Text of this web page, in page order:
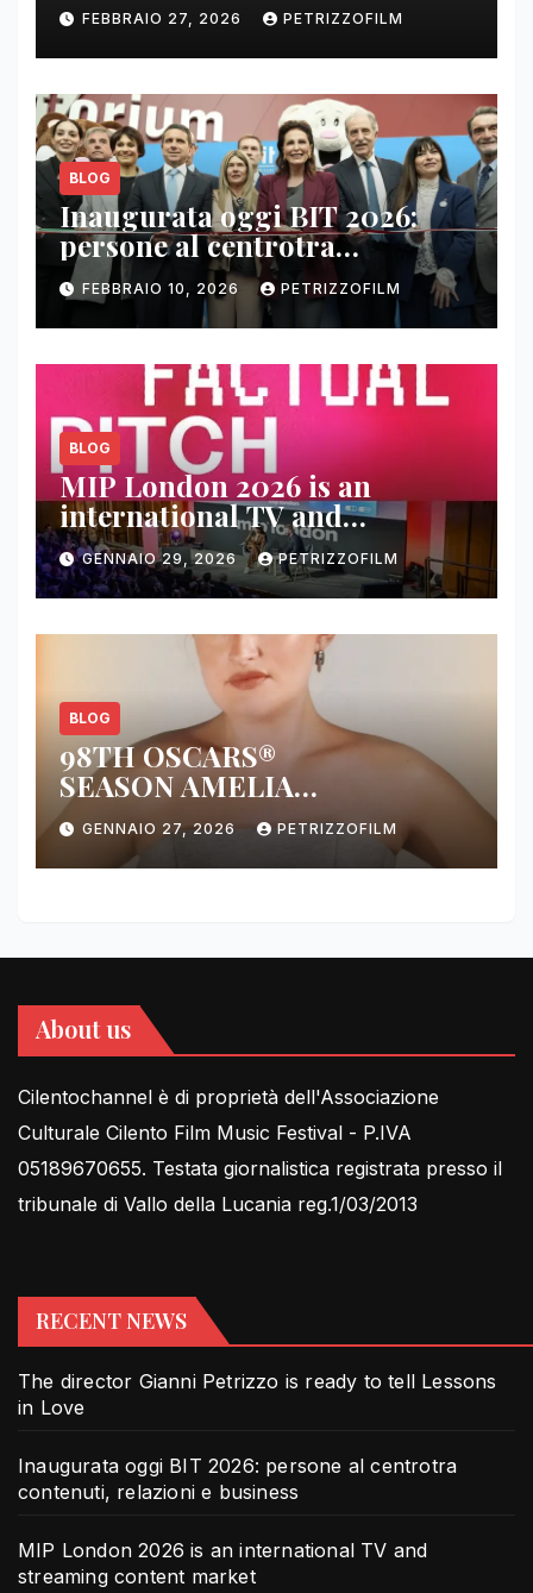
FEBBRAIO 27, 2026 PETRIZZOFILM
BLOG
Inaugurata oggi BIT 2026:
persone al centrotra
contenuti, relazioni e business
FEBBRAIO 10, 2026 PETRIZZOFILM
BLOG
MIP London 2026 is an
international TV and
streaming content market
GENNAIO 29, 2026 PETRIZZOFILM
BLOG
98TH OSCARS®
SEASON AMELIA
DIMOLDENBERG RETURNS
FOR THIRD YEAR
GENNAIO 27, 2026 PETRIZZOFILM
About us
Cilentochannel è di proprietà dell'Associazione
Culturale Cilento Film Music Festival - P.IVA
05189670655. Testata giornalistica registrata presso il
tribunale di Vallo della Lucania reg.1/03/2013
RECENT NEWS
The director Gianni Petrizzo is ready to tell Lessons
in Love
Inaugurata oggi BIT 2026: persone al centrotra
contenuti, relazioni e business
MIP London 2026 is an international TV and
streaming content market